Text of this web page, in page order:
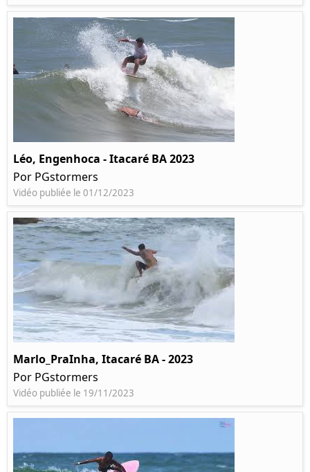
Léo, Engenhoca - Itacaré BA 2023
Por PGstormers
Vidéo publiée le 01/12/2023
Marlo_PraInha, Itacaré BA - 2023
Por PGstormers
Vidéo publiée le 19/11/2023